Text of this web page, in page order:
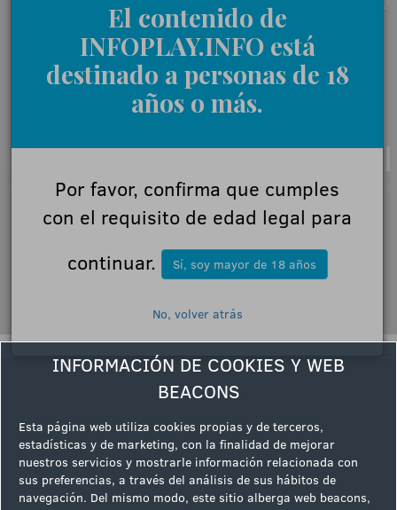
| | |
AVISO LEGAL: Condiciones y términos de uso del portal|
Síguenos en
El contenido de
INFOPLAY.INFO está
destinado a personas de 18
años o más.
Por favor, confirma que cumples
con el requisito de edad legal para
continuar.
Sí, soy mayor de 18 años
No, volver atrás
INFORMACIÓN DE COOKIES Y WEB
BEACONS
Esta página web utiliza cookies propias y de terceros,
estadísticas y de marketing, con la finalidad de mejorar
nuestros servicios y mostrarle información relacionada con
sus preferencias, a través del análisis de sus hábitos de
navegación. Del mismo modo, este sitio alberga web beacons,